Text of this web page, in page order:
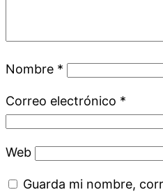
Nombre *
Correo electrónico *
Web
Guarda mi nombre,